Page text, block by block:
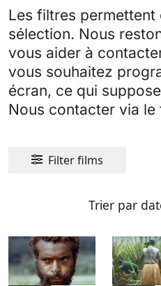
Les filtres
sélection. Nous
vous aider à
vous souhaitez
écran, ce qui
Nous contacter via le
Filter films
Trier par